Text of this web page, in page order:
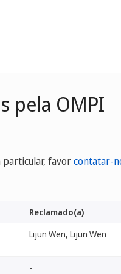
pela OMPI
particular, favorcontatar-
Reclamado(a)
Lijun Wen, Lijun Wen
-